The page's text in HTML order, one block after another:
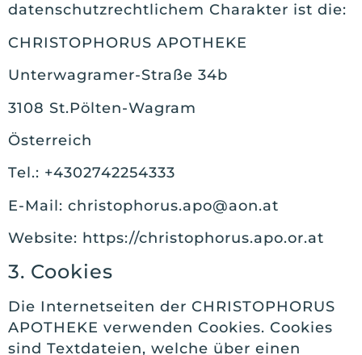
datenschutzrechtlichem Charakter ist die:
CHRISTOPHORUS APOTHEKE
Unterwagramer-Straße 34b
3108 St.Pölten-Wagram
Österreich
Tel.: +4302742254333
E-Mail: christophorus.apo@aon.at
Website: https://christophorus.apo.or.at
3. Cookies
Die Internetseiten der CHRISTOPHORUS
APOTHEKE verwenden Cookies. Cookies
sind Textdateien, welche über einen